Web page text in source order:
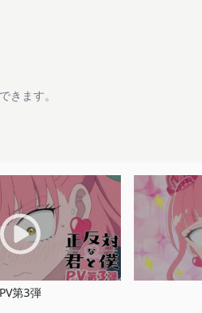
きます。
PV第3弾